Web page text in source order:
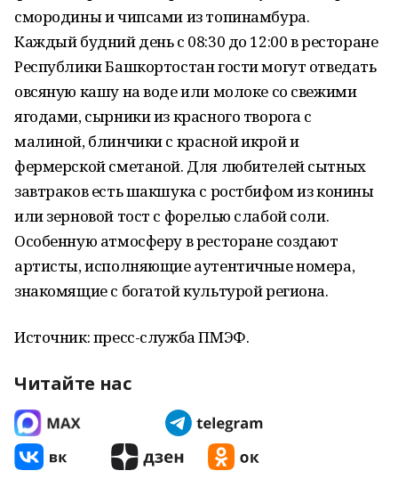
смородины и чипсами из топинамбура.
Каждый будний день с 08:30 до 12:00 в ресторане
Республики Башкортостан гости могут отведать
овсяную кашу на воде или молоке со свежими
ягодами, сырники из красного творога с
малиной, блинчики с красной икрой и
фермерской сметаной. Для любителей сытных
завтраков есть шакшука с ростбифом из конины
или зерновой тост с форелью слабой соли.
Особенную атмосферу в ресторане создают
артисты, исполняющие аутентичные номера,
знакомящие с богатой культурой региона.
Источник: пресс-служба ПМЭФ.
Читайте нас